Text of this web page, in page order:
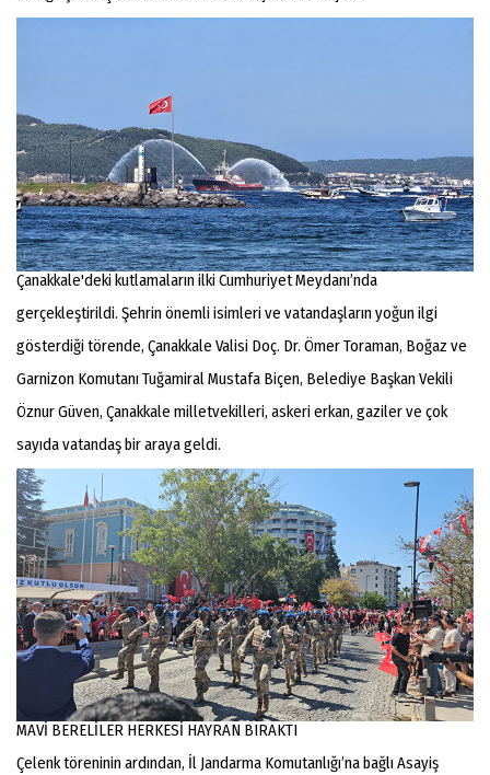
Çanakkale'deki kutlamaların ilki Cumhuriyet Meydanı’nda
gerçekleştirildi. Şehrin önemli isimleri ve vatandaşların yoğun ilgi
gösterdiği törende, Çanakkale Valisi Doç. Dr. Ömer Toraman, Boğaz ve
Garnizon Komutanı Tuğamiral Mustafa Biçen, Belediye Başkan Vekili
Öznur Güven, Çanakkale milletvekilleri, askeri erkan, gaziler ve çok
sayıda vatandaş bir araya geldi.
MAVİ BERELİLER HERKESİ HAYRAN BIRAKTI
Çelenk töreninin ardından, İl Jandarma Komutanlığı’na bağlı Asayiş